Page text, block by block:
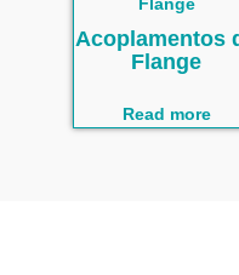
Acoplamentos
Flange
Read more